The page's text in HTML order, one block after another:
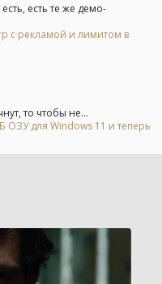
есть те же демо-
с рекламой и лимитом в
то чтобы не...
ОЗУ для Windows 11 и теперь